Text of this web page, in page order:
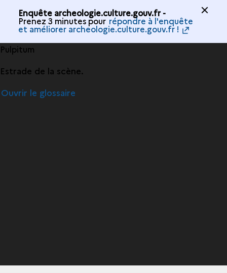
Enquête archeologie.culture.gouv.fr -
Prenez 3 minutes pour répondre à l'enquête
et améliorer archeologie.culture.gouv.fr !
Pulpitum
Estrade de la scène.
Ouvrir le glossaire